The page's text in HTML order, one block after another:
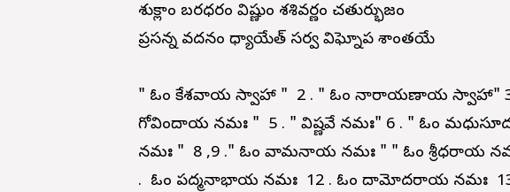
శుక్లాం బరధరం విష్ణుం శశివర్ణం చతుర్భుజం
ప్రసన్న వదనం ధ్యాయేత్ సర్వ విఘ్నోప శాంతయే
" ఓం కేశవాయ స్వాహా " 2 . " ఓం నారాయణాయ స్వాహా"
గోవిందాయ నమః " 5 . " విష్ణవే నమః" 6 . " ఓం
నమః " 8 ,9 ." ఓం వామనాయ నమః " " ఓం శ్రీధరాయ
. ఓం పద్మనాభాయ నమః 12 . ఓం దామోదరాయ నమః 13